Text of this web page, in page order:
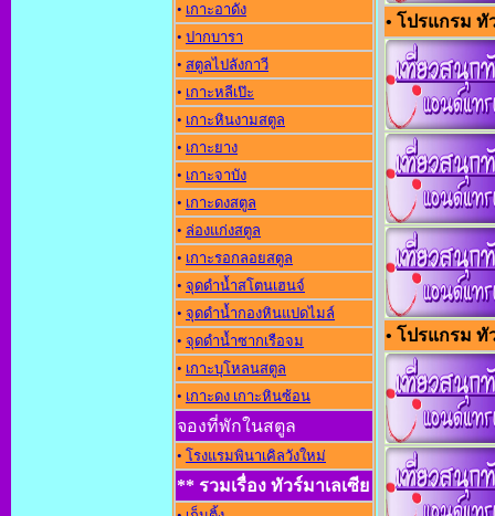
• เกาะอาดัง
• ปากบารา
• สตูลไปลังกาวี
• เกาะหลีเป๊ะ
• เกาะหินงามสตูล
• เกาะยาง
• เกาะจาบัง
• เกาะดงสตูล
• ล่องแก่งสตูล
• เกาะรอกลอยสตูล
• จุดดำน้ำสโตนเฮนจ์
• จุดดำน้ำกองหินแปดไมล์
• จุดดำน้ำซากเรือจม
• เกาะบุโหลนสตูล
• เกาะดง เกาะหินซ้อน
จองที่พักในสตูล
• โรงแรมพินาเคิลวังใหม่
** รวมเรื่อง ทัวร์มาเลเซีย
• โปรแกรม ทั
• โปรแกรม ทั